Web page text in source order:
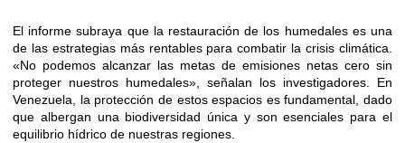
El informe subraya que la restauración de los humedales es una
de las estrategias más rentables para combatir la crisis climática.
«No podemos alcanzar las metas de emisiones netas cero sin
proteger nuestros humedales», señalan los investigadores. En
Venezuela, la protección de estos espacios es fundamental, dado
que albergan una biodiversidad única y son esenciales para el
equilibrio hídrico de nuestras regiones.